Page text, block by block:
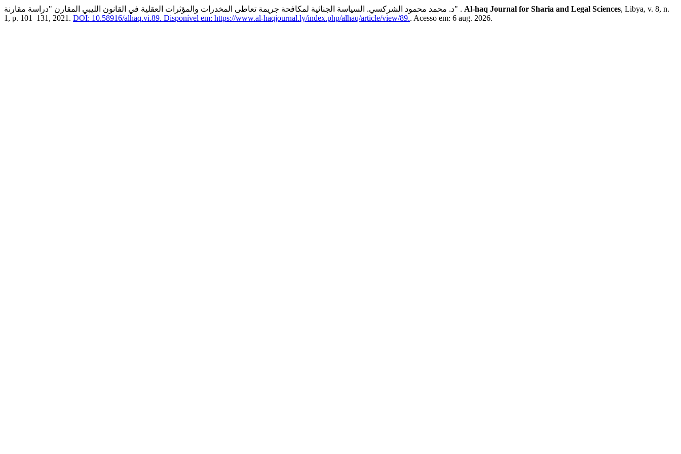
د. محمد محمود الشركسي. السياسة الجنائية لمكافحة جريمة تعاطى المخدرات والمؤثرات العقلية في القانون الليبي المقارن "دراسة مقارنة" . Al-haq Journal for Sharia and Legal Sciences, Libya, v. 8, n.
1, p. 101–131, 2021. DOI: 10.58916/alhaq.vi.89. Disponível em: https://www.al-haqjournal.ly/index.php/alhaq/article/view/89.. Acesso em: 6 aug. 2026.